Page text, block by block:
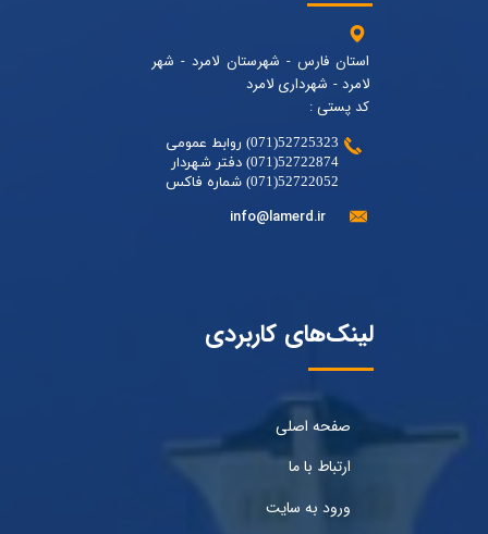
استان فارس - شهرستان لامرد - شهر
لامرد - شهرداری لامرد
کد پستی :
52725323(071) روابط عمومی
52722874(071) دفتر شهردار
52722052(071) شماره فاکس
info@lamerd.ir
لینک‌های کاربردی
صفحه اصلی
ارتباط با ما
ورود به سایت